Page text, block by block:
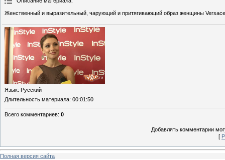
Женственный и выразительный, чарующий и притягивающий образ женщины
Язык: Русский
Длительность материала: 00:01:50
Всего комментариев: 0
Добавлять комментарии
[
Полная версия сайта